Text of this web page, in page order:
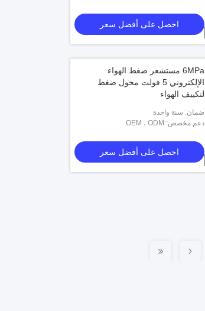
احصل على أفضل سعر
6MPa مستشعر ضغط الهواء
الإلكتروني 5 فولت محول ضغط
لتكييف الهواء
ضمان: سنة واحدة
دعم مخصص: OEM ، ODM
احصل على أفضل سعر